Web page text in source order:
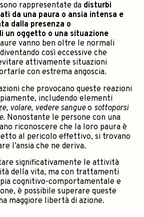
rappresentate da disturbi
da una paura o ansia intensa e
dalla presenza o
un oggetto o una situazione
vanno ben oltre le normali
così eccessive che
attivamente situazioni
con estrema angoscia.
che provocano queste reazioni
includendo elementi
, volare, vedere sangueo sottoporsi
. Nonostante le persone con una
riconoscere che la loro paura è
al pericolo effettivo, si trovano
l’ansia che ne deriva.
significativamente le attività
della vita, ma con trattamenti
cognitivo-comportamentale e
è possibile superare queste
maggiore libertà di azione.